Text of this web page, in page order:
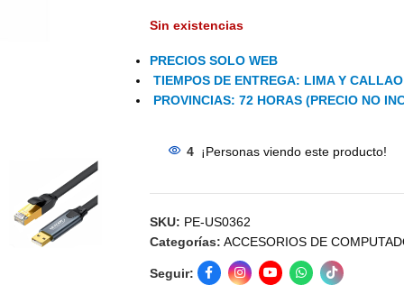
Sin existencias
PRECIOS SOLO WEB
TIEMPOS DE ENTREGA: LIMA Y
PROVINCIAS: 72 HORAS (PRECIO NO
4 ¡Personas viendo este producto!
SKU: PE-US0362
Categorías: ACCESORIOS DE
Seguir: